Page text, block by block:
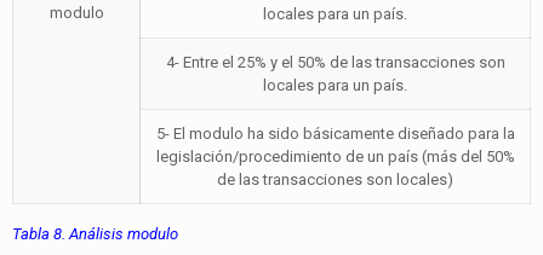
modulo
locales para un país.
4- Entre el 25% y el 50% de las transacciones son
locales para un país.
5- El modulo ha sido básicamente diseñado para la
legislación/procedimiento de un país (más del 50%
de las transacciones son locales)
Tabla 8. Análisis modulo